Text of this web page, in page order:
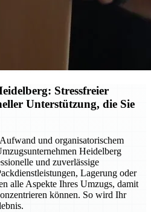
Stressfreier
Unterstützung, die Sie
und organisatorischem
Heidelberg
und zuverlässige
Lagerung oder
alle Aspekte Ihres Umzugs, damit
können. So wird Ihr